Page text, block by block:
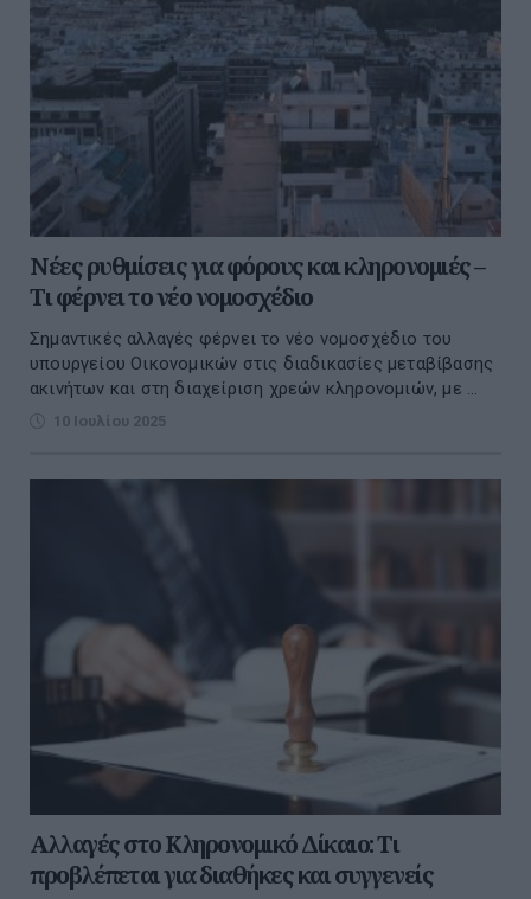
Νέες ρυθμίσεις για φόρους και κληρονομιές –
Τι φέρνει το νέο νομοσχέδιο
Σημαντικές αλλαγές φέρνει το νέο νομοσχέδιο του
υπουργείου Οικονομικών στις διαδικασίες μεταβίβασης
ακινήτων και στη διαχείριση χρεών κληρονομιών, με ...
10 Ιουλίου 2025
Αλλαγές στο Κληρονομικό Δίκαιο: Τι
προβλέπεται για διαθήκες και συγγενείς